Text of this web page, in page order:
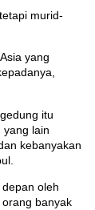
murid-
yang
itu
yang lain
kebanyakan
oleh
banyak